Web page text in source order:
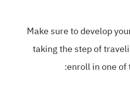
Make sure to develop
taking the step of
enroll in one of